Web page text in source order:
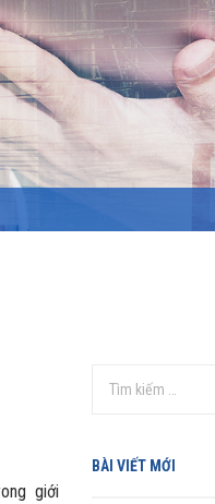
giới
BÀI VIẾT MỚI